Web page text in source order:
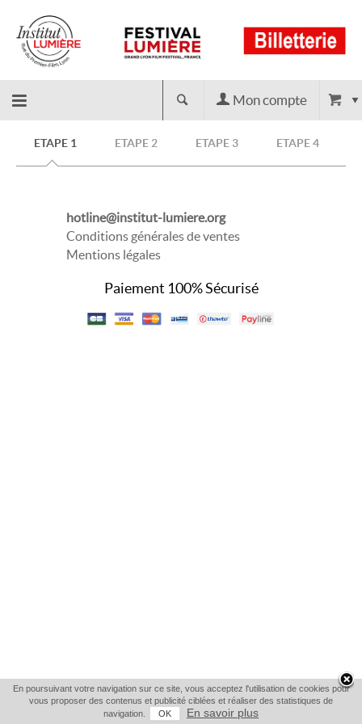
Retour
Mon compte
ETAPE 1 ETAPE 2 ETAPE 3 ETAPE 4
hotline@institut-lumiere.org
Conditions générales de ventes
Mentions légales
Paiement 100% Sécurisé
En poursuivant votre navigation sur ce site, vous acceptez l'utilisation de cookies pour
vous proposer des contenus et publicité ciblées et réaliser des statistiques de
navigation.
OK En savoir plus